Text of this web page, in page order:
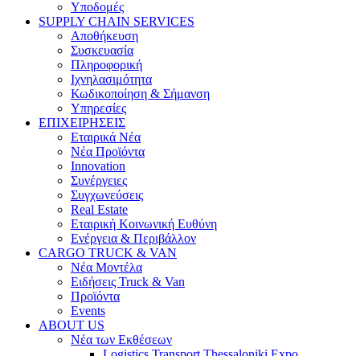
Υποδομές
SUPPLY CHAIN SERVICES
Αποθήκευση
Συσκευασία
Πληροφορική
Ιχνηλασιμότητα
Κωδικοποίηση & Σήμανση
Υπηρεσίες
ΕΠΙΧΕΙΡΗΣΕΙΣ
Εταιρικά Νέα
Νέα Προϊόντα
Innovation
Συνέργειες
Συγχωνεύσεις
Real Estate
Εταιρική Κοινωνική Ευθύνη
Ενέργεια & Περιβάλλον
CARGO TRUCK & VAN
Νέα Μοντέλα
Ειδήσεις Truck & Van
Προϊόντα
Events
ABOUT US
Νέα των Εκθέσεων